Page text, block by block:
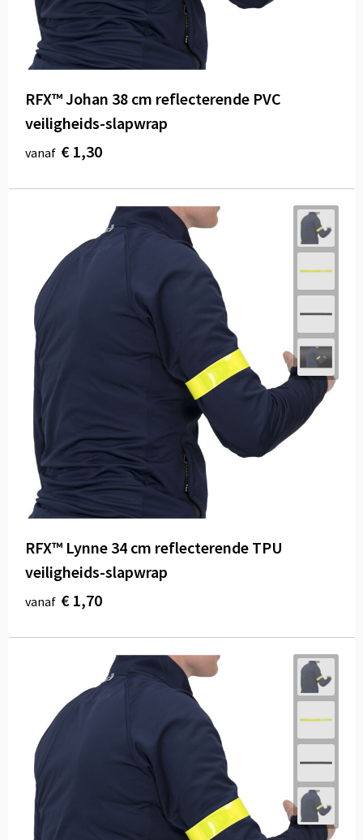
Sport
Veiligheid, Auto en Fiets
Feestartikelen
Reistassen
Rugzakken
Schoudertassen
Toilettassen
Autotassen
Reistassensets
Draagtassen
Papieren tassen
Strandtassen
Waterbestendige tassen
Goodiebags
RFX™ Johan 38 cm reflecterende PVC
veiligheids-slapwrap
vanaf € 1,30
RFX™ Lynne 34 cm reflecterende TPU
veiligheids-slapwrap
vanaf € 1,70